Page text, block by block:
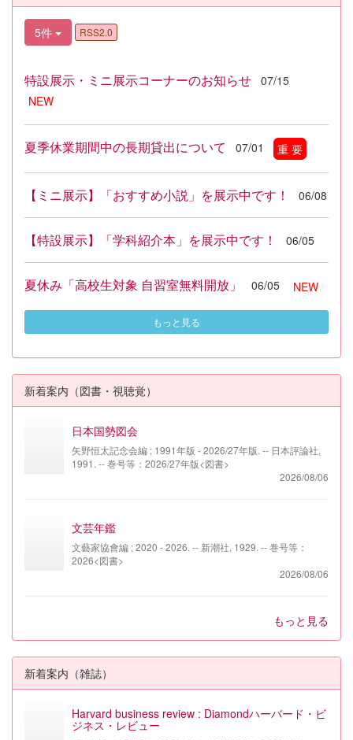
5件 RSS2.0
特設展示・ミニ展示コーナーのお知らせ 07/15
NEW
夏季休業期間中の長期貸出について 07/01 重 要
【ミニ展示】「おすすめ小説」を展示中です！ 06/08
【特設展示】「学科紹介本」を展示中です！ 06/05
夏休み「高校生対象 自習室無料開放」 06/05 NEW
もっと見る
新着案内（図書・視聴覚）
日本国勢図会
矢野恒太記念会編 ; 1991年版 - 2026/27年版. -- 日本評論社,
1991. -- 巻号等：2026/27年版<図書>
2026/08/06
文芸年鑑
文藝家協會編 ; 2020 - 2026. -- 新潮社, 1929. -- 巻号等：
2026<図書>
2026/08/06
もっと見る
新着案内（雑誌）
Harvard business review : Diamondハーバード・ビ
ジネス・レビュー